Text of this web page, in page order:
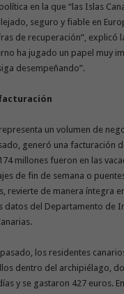
en la que “las Islas
seguro y fiable en
de recuperación”, explicó
ha jugado un papel muy
desempeñando”.
un volumen de
generó una facturación
millones fueron en las
de fin de semana o
revierte de manera íntegra
datos del Departamento de
los residentes
dentro del archipiélago,
y se gastaron 427 euros.